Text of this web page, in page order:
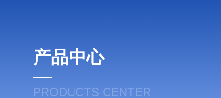
产品中心
PRODUCTS CENTER